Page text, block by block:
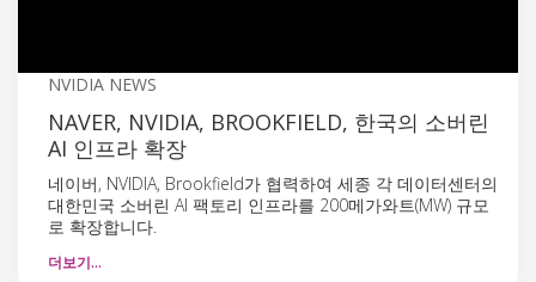
NVIDIA NEWS
NAVER, NVIDIA, BROOKFIELD, 한국의 소버린
AI 인프라 확장
네이버, NVIDIA, Brookfield가 협력하여 세종 각 데이터센터의
대한민국 소버린 AI 팩토리 인프라를 200메가와트(MW) 규모
로 확장합니다.
더보기…